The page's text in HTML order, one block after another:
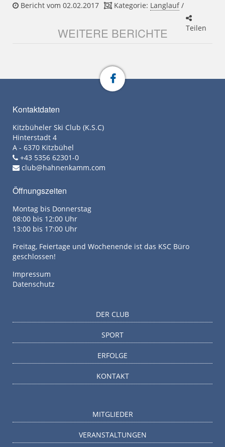
Bericht vom 02.02.2017 Kategorie: Langlauf/
Teilen
WEITERE BERICHTE
Kontaktdaten
Kitzbüheler Ski Club (K.S.C)
Hinterstadt 4
A - 6370 Kitzbühel
+43 5356 62301-0
club@hahnenkamm.com
Öffnungszeiten
Montag bis Donnerstag
08:00 bis 12:00 Uhr
13:00 bis 17:00 Uhr
Freitag, Feiertage und Wochenende ist das KSC Büro
geschlossen!
Impressum
Datenschutz
DER CLUB
SPORT
ERFOLGE
KONTAKT
MITGLIEDER
VERANSTALTUNGEN